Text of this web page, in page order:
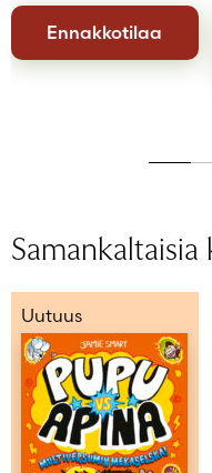
Ennakkotilaa
Samankaltaisia
Uutuus